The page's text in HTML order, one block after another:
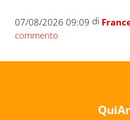
07/08/2026 09:09 di
commento